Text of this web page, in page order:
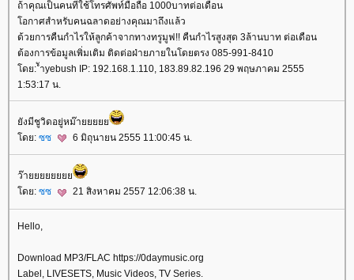
ถ้าคุณเป็นคนที่ใช้โทรศัพท์มือถือ 1000บาทต่อเดือน
อกาศสำหรับคนฉลาดอย่างคุณมาถึงแล้ว
ด้วยการคืนกำไรให้ลูกค้าจากทางทรูมูฟ!! คืนกำไรสูงสุด 3ล้านบาท ต่อเดือน
ต้องการข้อมูลเพิ่มเติม ติดต่อฝ่ายภายในโดยตรง 085-991-8410
ดย: ัำyebush IP: 192.168.1.110, 183.89.82.196 29 พฤษภาคม 2555
1:53:17 น.
ังมีชูวิดอยู่หม๊า
ดย: ซซ 6 มิถุนายน 2555 11:00:45 น.
ว๊า
ดย: ซซ 21 สิงหาคม 2557 12:06:38 น.
Hello,
Download MP3/FLAC https://0daymusic.org
Label, LIVESETS, Music Videos, TV Series.